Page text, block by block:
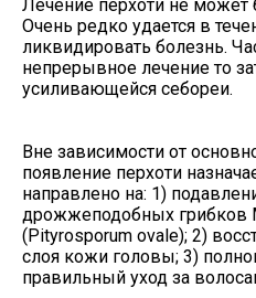
Лечение перхоти не
Очень редко удается в
ликвидировать болезнь.
непрерывное лечение то
усиливающейся себореи.
Вне зависимости от
появление перхоти
направлено на: 1)
дрожжеподобных грибков
(Pityrosporum ovale); 2)
слоя кожи головы; 3)
правильный уход за